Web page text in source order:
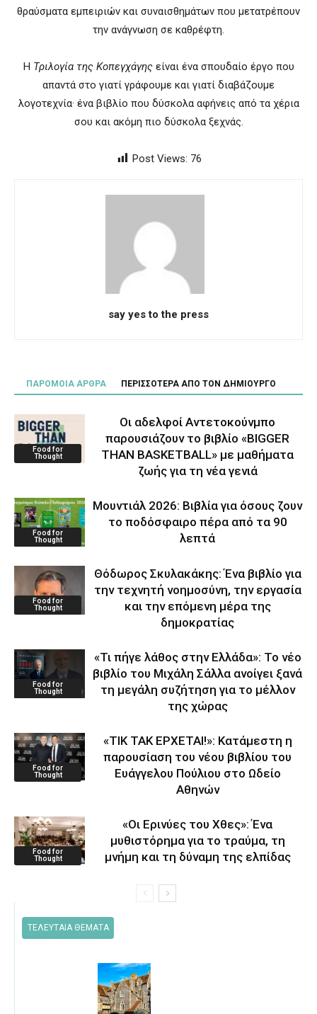
θραύσματα εμπειριών και συναισθημάτων που μετατρέπουν
την ανάγνωση σε καθρέφτη.
Η Τριλογία της Κοπεγχάγηςείναι ένα σπουδαίο έργο που
απαντά στο γιατί γράφουμε και γιατί διαβάζουμε
λογοτεχνία· ένα βιβλίο που δύσκολα αφήνεις από τα χέρια
σου και ακόμη πιο δύσκολα ξεχνάς.
Post Views: 76
say yes to the press
ΠΑΡΟΜΟΙΑ ΑΡΘΡΑ ΠΕΡΙΣΣΟΤΕΡΑ ΑΠΟ ΤΟΝ ΔΗΜΙΟΥΡΓΟ
Food for
Thought
Οι αδελφοί Αντετοκούνμπο
παρουσιάζουν το βιβλίο «BIGGER
THAN BASKETBALL» με μαθήματα
ζωής για τη νέα γενιά
Food for
Thought
Μουντιάλ 2026: Βιβλία για όσους ζουν
το ποδόσφαιρο πέρα από τα 90
λεπτά
Food for
Thought
Θόδωρος Σκυλακάκης: Ένα βιβλίο για
την τεχνητή νοημοσύνη, την εργασία
και την επόμενη μέρα της
δημοκρατίας
Food for
Thought
«Τι πήγε λάθος στην Ελλάδα»: Το νέο
βιβλίο του Μιχάλη Σάλλα ανοίγει ξανά
τη μεγάλη συζήτηση για το μέλλον
της χώρας
Food for
Thought
«ΤΙΚ ΤΑΚ ΕΡΧΕΤΑΙ!»: Κατάμεστη η
παρουσίαση του νέου βιβλίου του
Ευάγγελου Πούλιου στο Ωδείο
Αθηνών
Food for
Thought
«Οι Ερινύες του Χθες»: Ένα
μυθιστόρημα για το τραύμα, τη
μνήμη και τη δύναμη της ελπίδας
ΤΕΛΕΥΤΑΙΑ ΘΕΜΑΤΑ